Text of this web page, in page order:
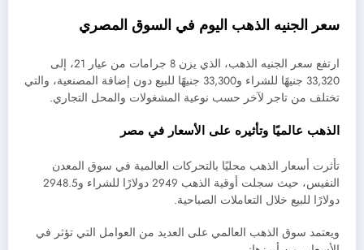
سعر الجنيه الذهب اليوم في السوق المصري
ارتفع سعر الجنيه الذهب، الذي يزن 8 جرامات من عيار 21، إلى
33,320 جنيهًا للشراء و33,300 جنيهًا للبيع دون إضافة المصنعية، والتي
تختلف من تاجر لآخر حسب نوعية المشغولات والمحل التجاري.
الذهب عالميًا وتأثيره على الأسعار في مصر
تأثرت أسعار الذهب محليًا بالتحركات العالمية في سوق المعدن
النفيس، حيث سجلت أوقية الذهب 2949 دولارًا للشراء و2948.5
دولارًا للبيع خلال التعاملات الصباحية.
ويعتمد سوق الذهب العالمي على العديد من العوامل التي تؤثر في